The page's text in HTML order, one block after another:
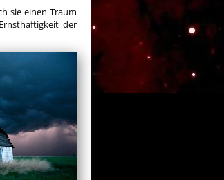
sie einen Traum
der